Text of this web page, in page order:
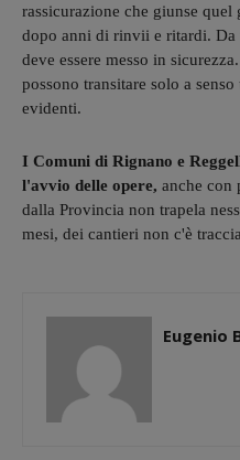
rassicurazione che giunse
dopo anni di rinvii e ritardi.
deve essere messo in
possono transitare solo a
evidenti.
I Comuni di Rignano e
l'avvio delle opere, anche con
dalla Provincia non trapela
mesi, dei cantieri non c'è
Eugenio